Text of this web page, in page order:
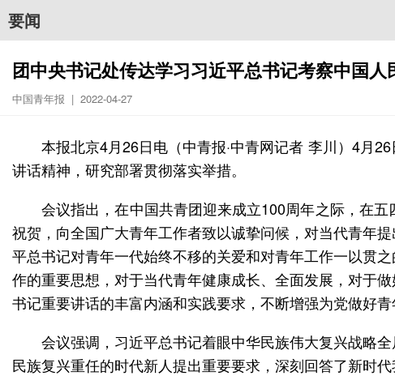
要闻
团中央书记处传达学习习近平总书记考察中国
中国青年报 | 2022-04-27
本报北京4月26日电（中青报·中青网记者 李川）4月
讲话精神，研究部署贯彻落实举措。
会议指出，在中国共青团迎来成立100周年之际，在
祝贺，向全国广大青年工作者致以诚挚问候，对当代青年
平总书记对青年一代始终不移的关爱和对青年工作一以贯
作的重要思想，对于当代青年健康成长、全面发展，对于
书记重要讲话的丰富内涵和实践要求，不断增强为党做好青
会议强调，习近平总书记着眼中华民族伟大复兴战略
民族复兴重任的时代新人提出重要要求，深刻回答了新时